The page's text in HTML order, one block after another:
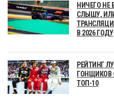
НИЧЕГО НЕ
СЛЫШУ,
В 2026 ГОДУ
РЕЙТИНГ
ГОНЩИКОВ
ТОП-10